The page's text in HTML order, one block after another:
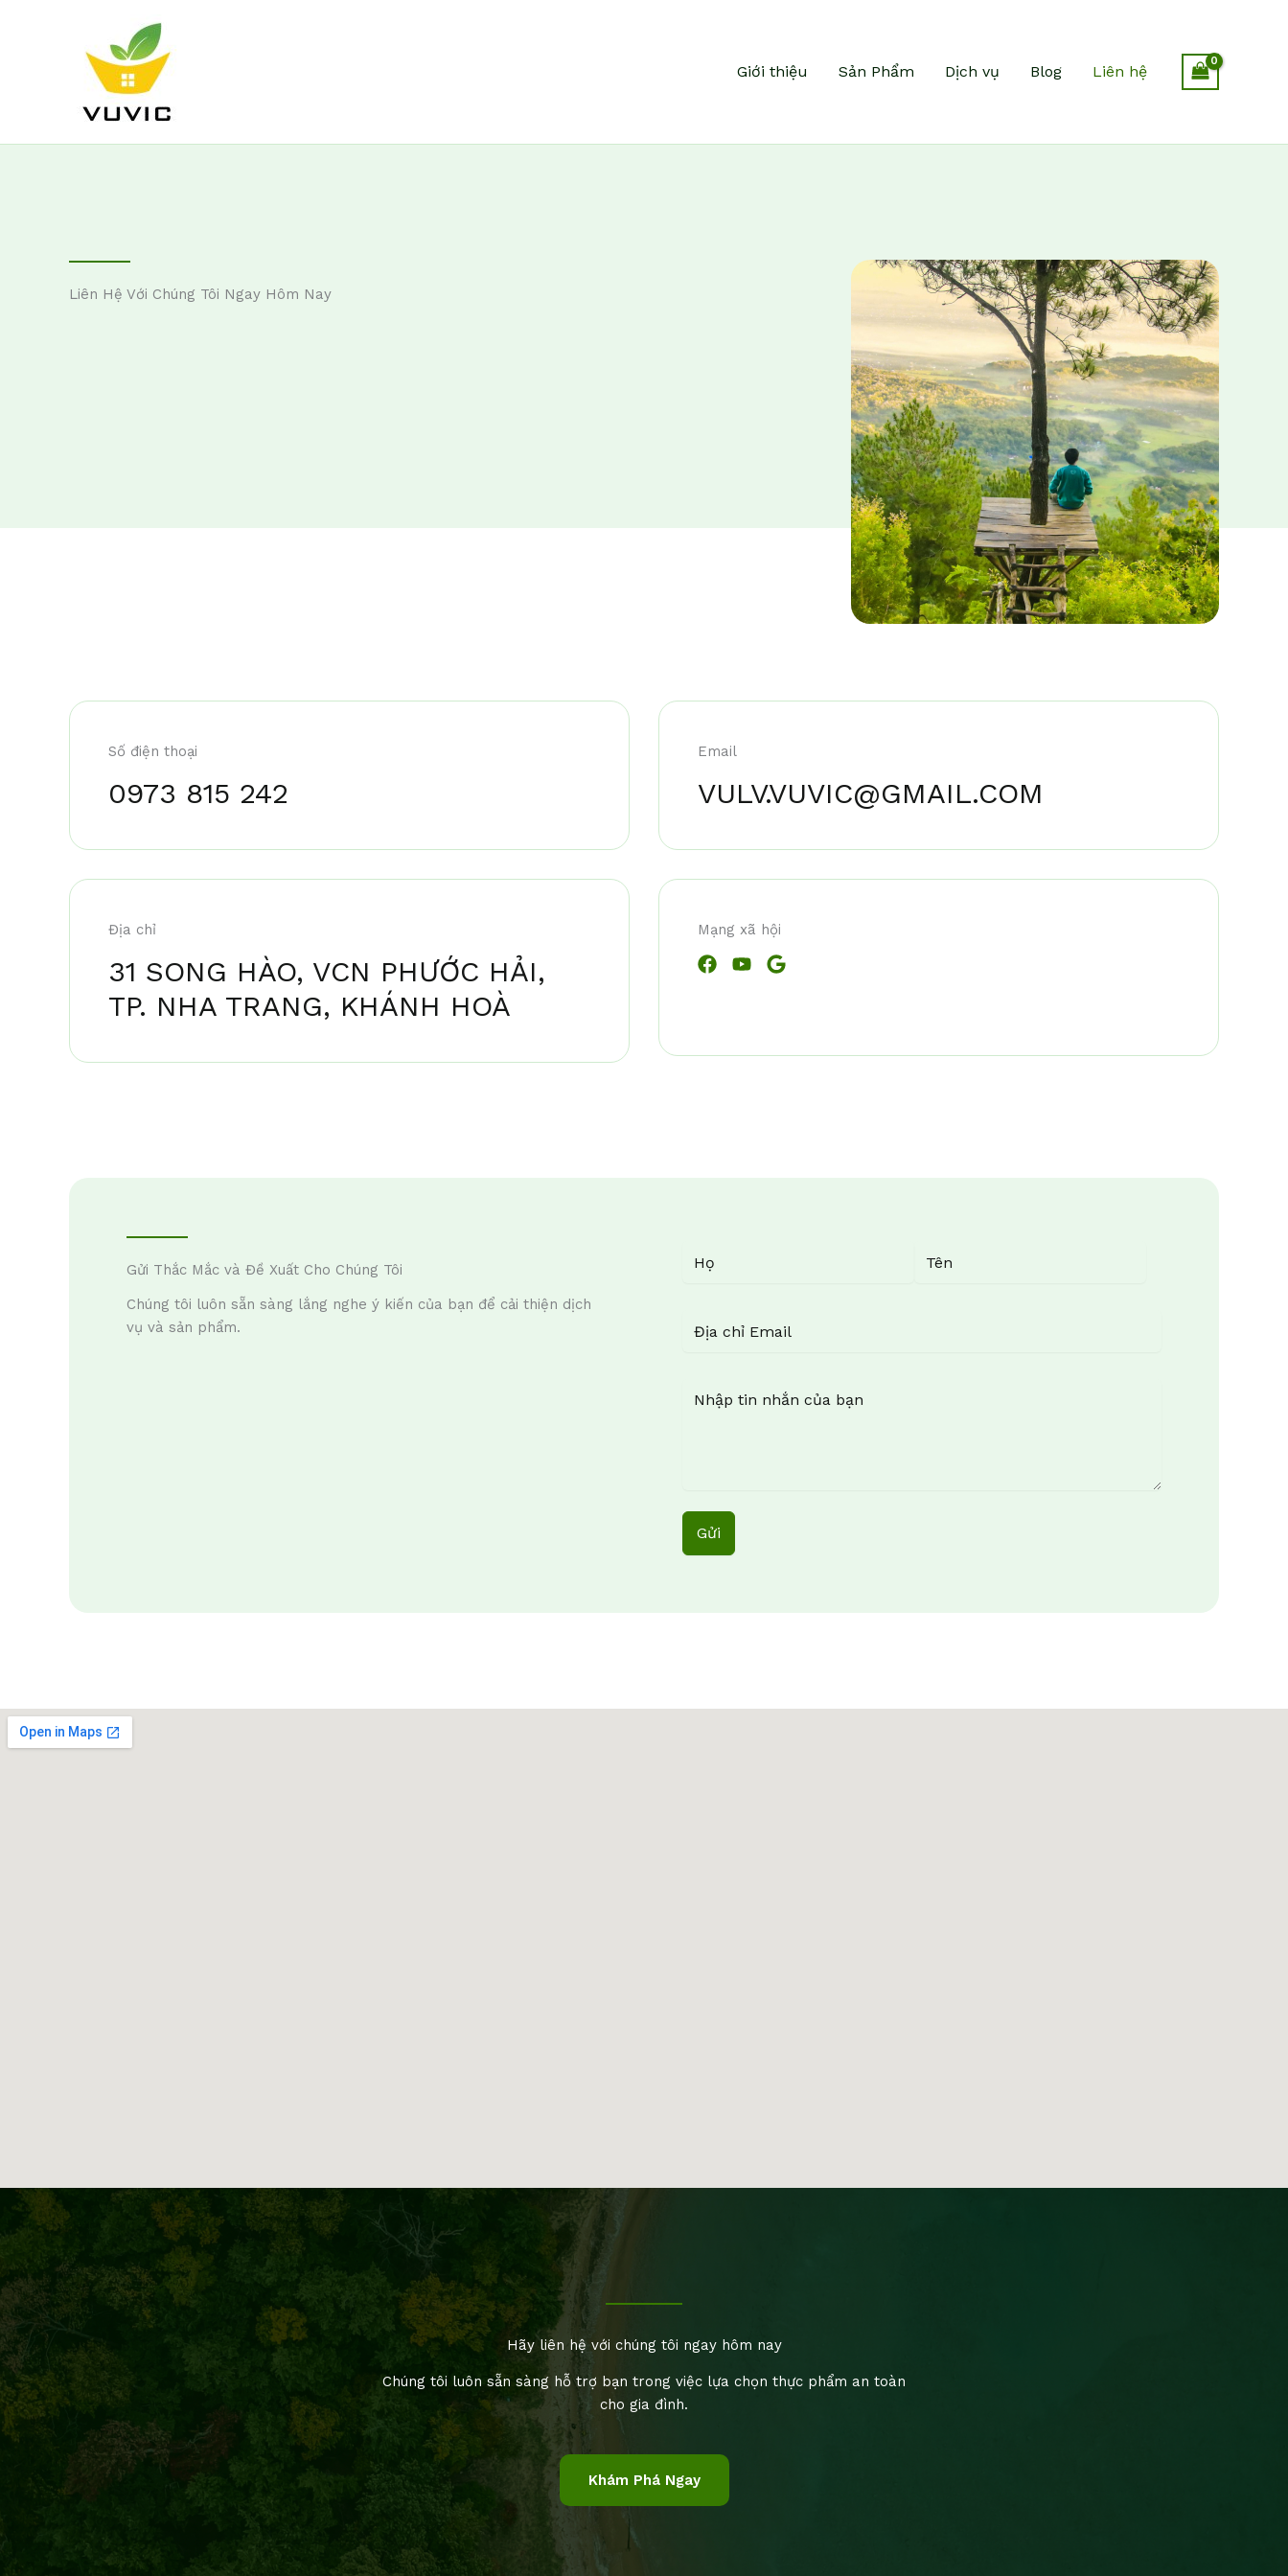
Giới thiệu Sản Phẩm Dịch vụ Blog Liên hệ
Liên Hệ Với Chúng Tôi Ngay Hôm Nay
Số điện thoại
0973 815 242
Email
VULV.VUVIC@GMAIL.COM
Địa chỉ
31 SONG HÀO, VCN PHƯỚC HẢI,
TP. NHA TRANG, KHÁNH HOÀ
Mạng xã hội
Gửi Thắc Mắc và Đề Xuất Cho Chúng Tôi
Chúng tôi luôn sẵn sàng lắng nghe ý kiến của bạn để cải thiện dịch
vụ và sản phẩm.
Gửi
Hãy liên hệ với chúng tôi ngay hôm nay
Chúng tôi luôn sẵn sàng hỗ trợ bạn trong việc lựa chọn thực phẩm an toàn
cho gia đình.
Khám Phá Ngay